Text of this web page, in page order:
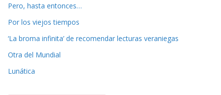
Pero, hasta entonces…
Por los viejos tiempos
‘La broma infinita’ de recomendar lecturas veraniegas
Otra del Mundial
Lunática